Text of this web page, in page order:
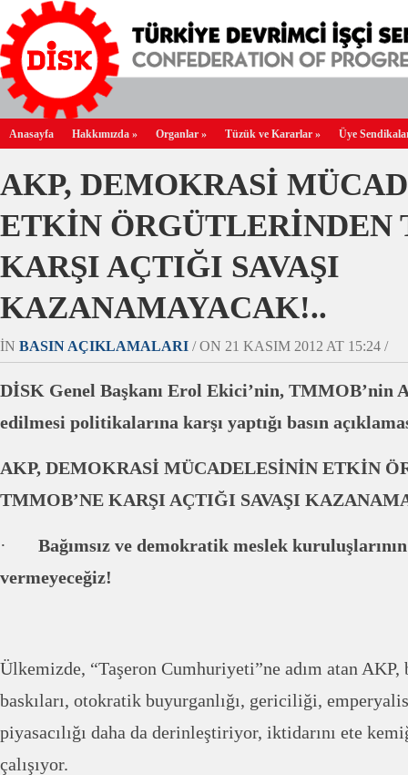
Anasayfa Hakkımızda » Organlar » Tüzük ve Kararlar » Üye
AKP, DEMOKRASİ
ETKİN ÖRGÜTLERİNDEN
KARŞI AÇTIĞI SAVAŞI
KAZANAMAYACAK!..
IN BASIN AÇIKLAMALARI / ON 21 KASIM 2012 AT 15:24 /
DİSK Genel Başkanı Erol Ekici’nin, TMMOB’nin
edilmesi politikalarına karşı yaptığı basın
AKP, DEMOKRASİ MÜCADELESİNİN ETKİN
TMMOB’NE KARŞI AÇTIĞI SAVAŞI
· Bağımsız ve demokratik meslek
vermeyeceğiz!
Ülkemizde, “Taşeron Cumhuriyeti”ne adım atan
baskıları, otokratik buyurganlığı, gericiliği,
piyasacılığı daha da derinleştiriyor, iktidarını ete
çalışıyor.